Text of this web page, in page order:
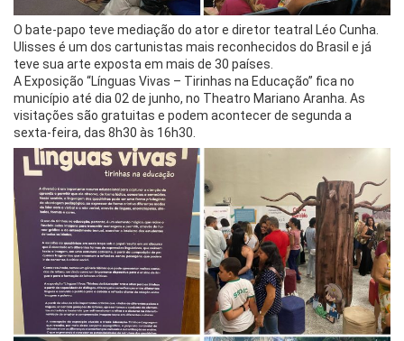
O bate-papo teve mediação do ator e diretor teatral Léo Cunha.
Ulisses é um dos cartunistas mais reconhecidos do Brasil e já
teve sua arte exposta em mais de 30 países.
A Exposição “Línguas Vivas – Tirinhas na Educação” fica no
município até dia 02 de junho, no Theatro Mariano Aranha. As
visitações são gratuitas e podem acontecer de segunda a
sexta-feira, das 8h30 às 16h30.